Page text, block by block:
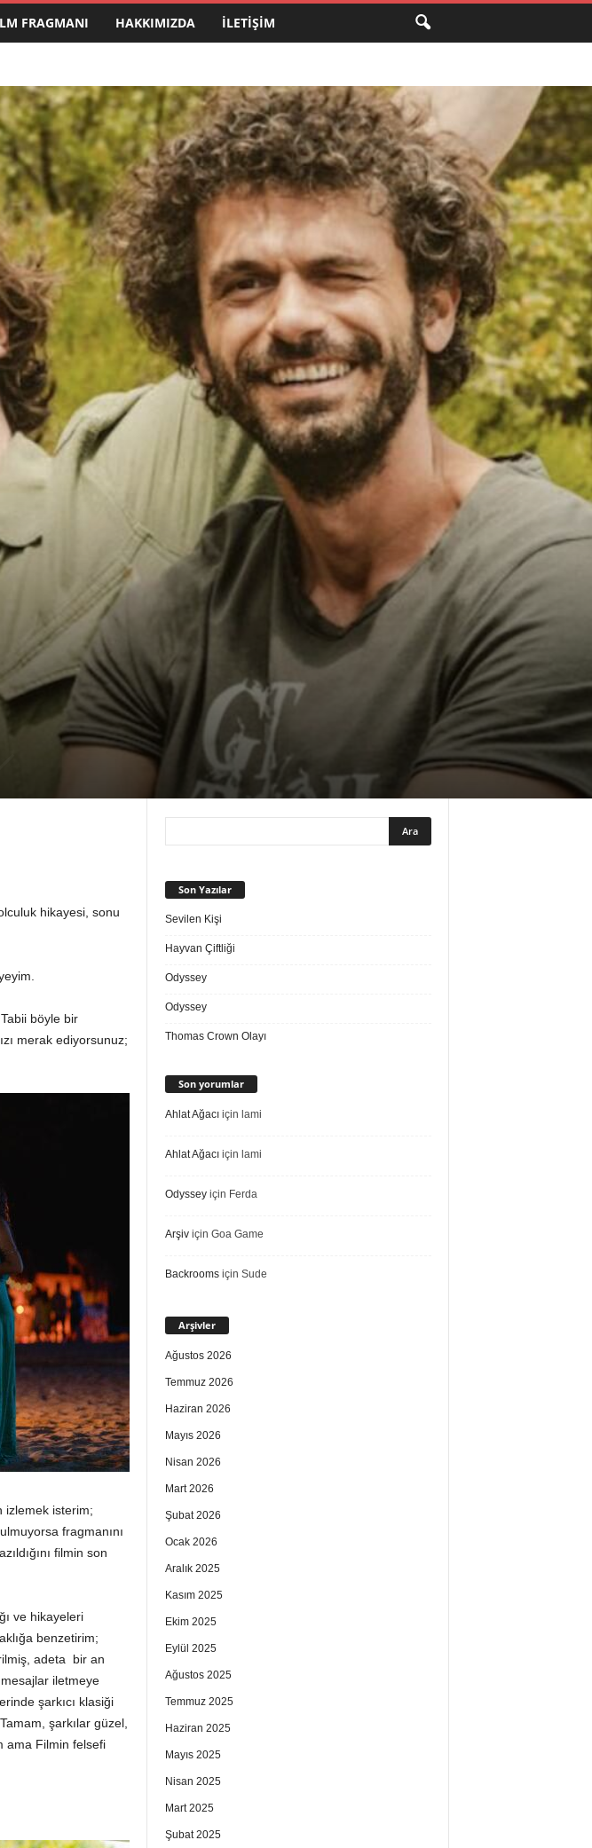
FRAGMANI HAKKIMIZDA İLETIŞIM
hikayesi, sonu
böyle bir
merak ediyorsunuz;
izlemek isterim;
fragmanını
filmin son
ve hikayeleri
benzetirim;
adeta bir an
iletmeye
şarkıcı klasiği
şarkılar güzel,
ama Filmin felsefi
Son Yazılar
Sevilen Kişi
Hayvan Çiftliği
Odyssey
Odyssey
Thomas Crown Olayı
Son yorumlar
Ahlat Ağacıiçin lami
Ahlat Ağacıiçin lami
Odysseyiçin Ferda
Arşiviçin Goa Game
Backroomsiçin Sude
Arşivler
Ağustos 2026
Temmuz 2026
Haziran 2026
Mayıs 2026
Nisan 2026
Mart 2026
Şubat 2026
Ocak 2026
Aralık 2025
Kasım 2025
Ekim 2025
Eylül 2025
Ağustos 2025
Temmuz 2025
Haziran 2025
Mayıs 2025
Nisan 2025
Mart 2025
Şubat 2025